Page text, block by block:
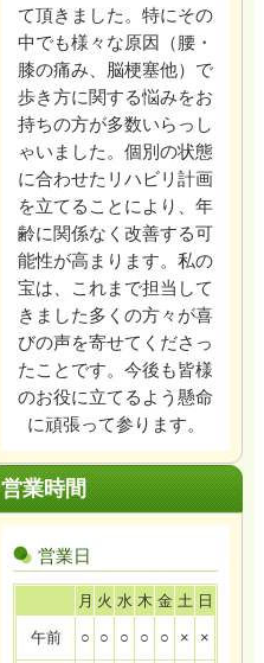
て頂きました。特にその
中でも様々な原因（腰・
膝の痛み、脳梗塞他）で
歩き方に関する悩みをお
持ちの方が多数いらっし
ゃいました。個別の状態
に合わせたリハビリ計画
を立てることにより、年
齢に関係なく改善する可
能性が高まります。私の
宝は、これまで担当して
きました多くの方々が喜
びの声を寄せてくださっ
たことです。今後も皆様
のお役に立てるよう懸命
に頑張って参ります。
営業時間
営業日
月 火 水 木 金 土 日
午前 ○ ○ ○ ○ ○ × ×